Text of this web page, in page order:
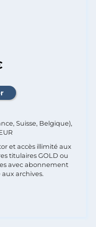
Suisse, Belgique),
et accès illimité aux
titulaires GOLD ou
avec abonnement
archives.